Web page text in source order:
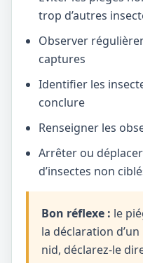
trop d’autres
Observer
captures
Identifier les
conclure
Renseigner les
Arrêter ou
d’insectes non
Bon réflexe : le
la déclaration
nid, déclarez-le